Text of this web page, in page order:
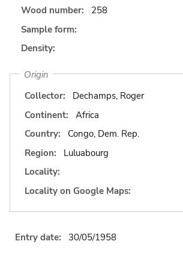
Wood number:
258
Sample form:
Density:
Origin
Collector:
Dechamps, Roger
Continent:
Africa
Country:
Congo, Dem. Rep.
Region:
Luluabourg
Locality:
Locality on Google Maps:
Entry date: 30/05/1958